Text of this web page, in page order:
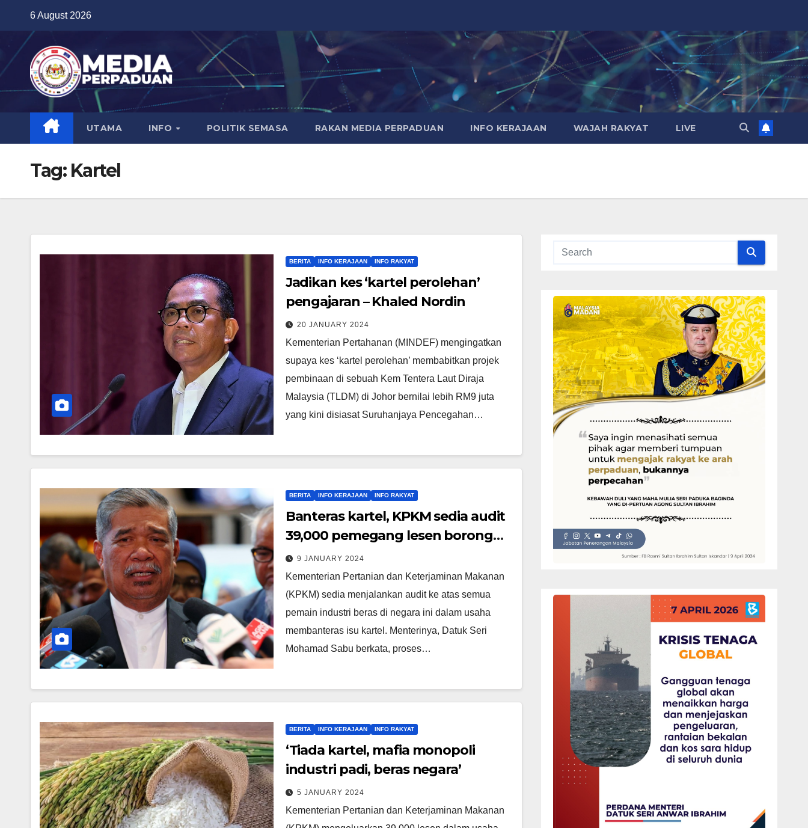
content
6 August 2026
UTAMA INFO POLITIK SEMASA RAKAN MEDIA PERPADUAN INFO KERAJAAN WAJAH RAKYAT LIVE
Tag: Kartel
BERITA INFO KERAJAAN INFO RAKYAT
Jadikan kes ‘kartel perolehan’
pengajaran – Khaled Nordin
20 JANUARY 2024
Kementerian Pertahanan (MINDEF) mengingatkan
supaya kes ‘kartel perolehan’ membabitkan projek
pembinaan di sebuah Kem Tentera Laut Diraja
Malaysia (TLDM) di Johor bernilai lebih RM9 juta
yang kini disiasat Suruhanjaya Pencegahan…
BERITA INFO KERAJAAN INFO RAKYAT
Banteras kartel, KPKM sedia audit
39,000 pemegang lesen borong
beras – Mohamad Sabu
9 JANUARY 2024
Kementerian Pertanian dan Keterjaminan Makanan
(KPKM) sedia menjalankan audit ke atas semua
pemain industri beras di negara ini dalam usaha
membanteras isu kartel. Menterinya, Datuk Seri
Mohamad Sabu berkata, proses…
BERITA INFO KERAJAAN INFO RAKYAT
‘Tiada kartel, mafia monopoli
industri padi, beras negara’
5 JANUARY 2024
Kementerian Pertanian dan Keterjaminan Makanan